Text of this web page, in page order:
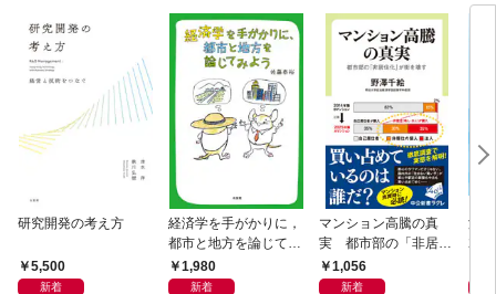
研究開発の考え方
5,500
新着
経済学を手がかりに，
都市と地方を論じてみ
よう1,980
新着
マンション高騰の真
実 都市部の「非居住
化」が街を壊す
1,056
新着
海
邦